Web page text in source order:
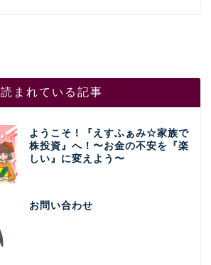
読まれている記事
ようこそ！『えすふぁみ☆家族で
株投資』へ！〜お金の不安を『楽
しい』に変えよう〜
お問い合わせ